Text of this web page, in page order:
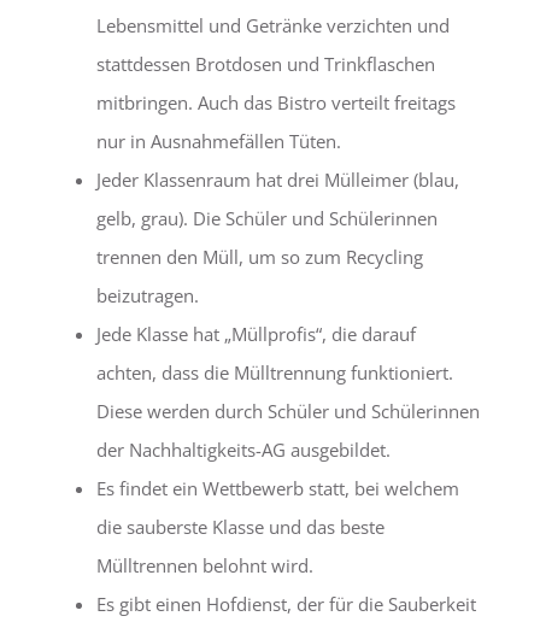
Lebensmittel und Getränke verzichten und
stattdessen Brotdosen und Trinkflaschen
mitbringen. Auch das Bistro verteilt freitags
nur in Ausnahmefällen Tüten.
Jeder Klassenraum hat drei Mülleimer (blau,
gelb, grau). Die Schüler und Schülerinnen
trennen den Müll, um so zum Recycling
beizutragen.
Jede Klasse hat „Müllprofis“, die darauf
achten, dass die Mülltrennung funktioniert.
Diese werden durch Schüler und Schülerinnen
der Nachhaltigkeits-AG ausgebildet.
Es findet ein Wettbewerb statt, bei welchem
die sauberste Klasse und das beste
Mülltrennen belohnt wird.
Es gibt einen Hofdienst, der für die Sauberkeit